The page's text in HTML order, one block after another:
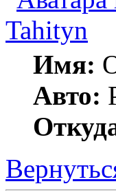
Tahityn
Имя:
Авто: